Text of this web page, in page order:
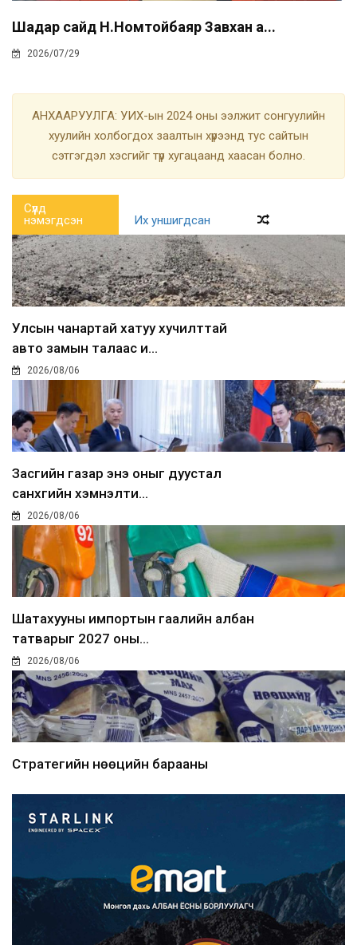
Шадар сайд Н.Номтойбаяр Завхан а...
2026/07/29
АНХААРУУЛГА: УИХ-ын 2024 оны ээлжит сонгуулийн
хуулийн холбогдох заалтын хүрээнд тус сайтын
сэтгэгдэл хэсгийг түр хугацаанд хаасан болно.
Сүүлд
нэмэгдсэн
Их уншигдсан
Улсын чанартай хатуу хучилттай
авто замын талаас и...
2026/08/06
Засгийн газар энэ оныг дуустал
санхүүгийн хэмнэлти...
2026/08/06
Шатахууны импортын гаалийн албан
татварыг 2027 оны...
2026/08/06
Стратегийн нөөцийн барааны
Монгол Улс COP17 бага хуралд 6.5
тэрбум ам.доллары...